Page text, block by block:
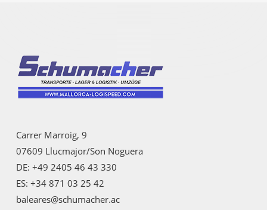
Carrer Marroig, 9
07609 Llucmajor/Son Noguera
DE: +49 2405 46 43 330
ES: +34 871 03 25 42
baleares@schumacher.ac